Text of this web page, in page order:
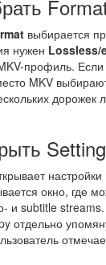
выбирается
нужен Lossless/
профиль.
MKV
дорожек
окно, где
и subtitle
отдельно